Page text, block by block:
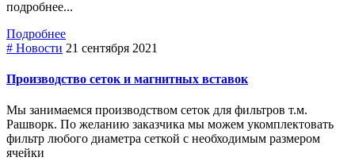
подробнее...
Подробнее
# Новости 21 сентября 2021
Производство сеток и магнитных вставок
Мы занимаемся производством сеток для фильтров т.м.
Рашворк. По желанию заказчика мы можем укомплектовать
фильтр любого диаметра сеткой с необходимым размером
ячейки